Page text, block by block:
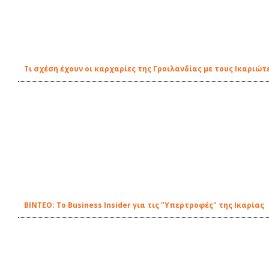
Τι σχέση έχουν οι καρχαρίες της Γροιλανδίας με τους
BINTEO: Το Business Insider για τις "Υπερτροφές" της Ικαρίας